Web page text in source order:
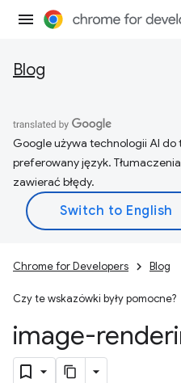
Blog
Google używa technologii AI do
preferowany język.
zawierać błędy.
Chrome for Developers Blog
Czy te wskazówki były pomocne?
image-